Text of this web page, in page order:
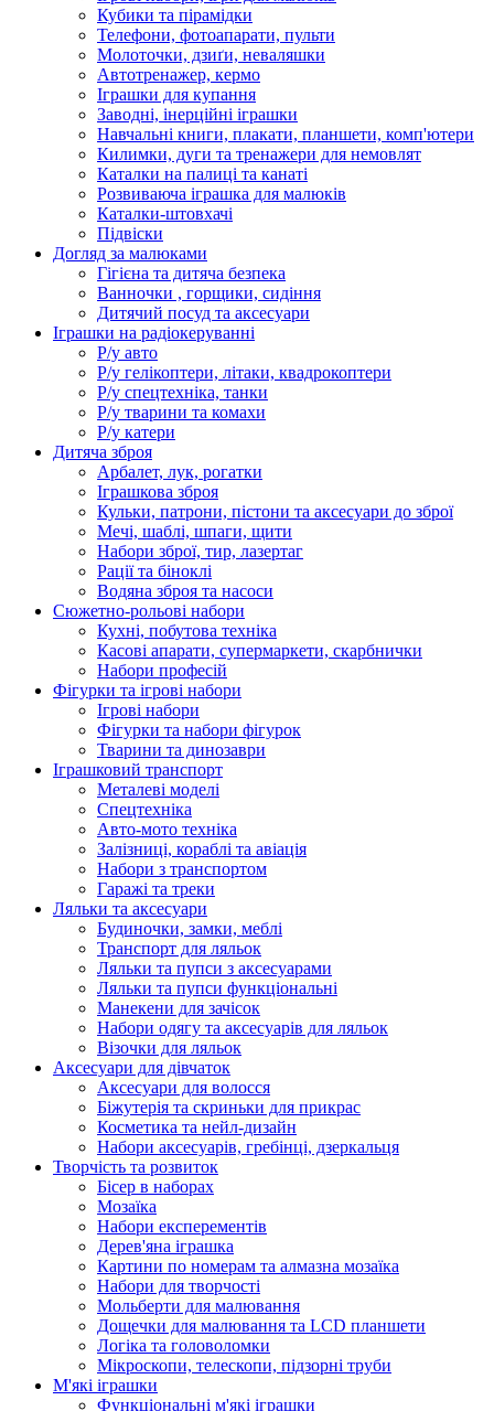
Кубики та пірамідки
Телефони, фотоапарати, пульти
Молоточки, дзиґи, неваляшки
Автотренажер, кермо
Іграшки для купання
Заводні, інерційні іграшки
Навчальні книги, плакати, планшети, комп'ютери
Килимки, дуги та тренажери для немовлят
Каталки на палиці та канаті
Розвиваюча іграшка для малюків
Каталки-штовхачі
Підвіски
Догляд за малюками
Гігієна та дитяча безпека
Ванночки , горщики, сидіння
Дитячий посуд та аксесуари
Іграшки на радіокеруванні
Р/у авто
Р/у гелікоптери, літаки, квадрокоптери
Р/у спецтехніка, танки
Р/у тварини та комахи
Р/у катери
Дитяча зброя
Арбалет, лук, рогатки
Іграшкова зброя
Кульки, патрони, пістони та аксесуари до зброї
Мечі, шаблі, шпаги, щити
Набори зброї, тир, лазертаг
Рації та біноклі
Водяна зброя та насоси
Сюжетно-рольові набори
Кухні, побутова техніка
Касові апарати, супермаркети, скарбнички
Набори професій
Фігурки та ігрові набори
Ігрові набори
Фігурки та набори фігурок
Тварини та динозаври
Іграшковий транспорт
Металеві моделі
Спецтехніка
Авто-мото техніка
Залізниці, кораблі та авіація
Набори з транспортом
Гаражі та треки
Ляльки та аксесуари
Будиночки, замки, меблі
Транспорт для ляльок
Ляльки та пупси з аксесуарами
Ляльки та пупси функціональні
Манекени для зачісок
Набори одягу та аксесуарів для ляльок
Візочки для ляльок
Аксесуари для дівчаток
Аксесуари для волосся
Біжутерія та скриньки для прикрас
Косметика та нейл-дизайн
Набори аксесуарів, гребінці, дзеркальця
Творчість та розвиток
Бісер в наборах
Мозаїка
Набори експерементів
Дерев'яна іграшка
Картини по номерам та алмазна мозаїка
Набори для творчості
Мольберти для малювання
Дощечки для малювання та LCD планшети
Логіка та головоломки
Мікроскопи, телескопи, підзорні труби
М'які іграшки
Функціональні м'які іграшки